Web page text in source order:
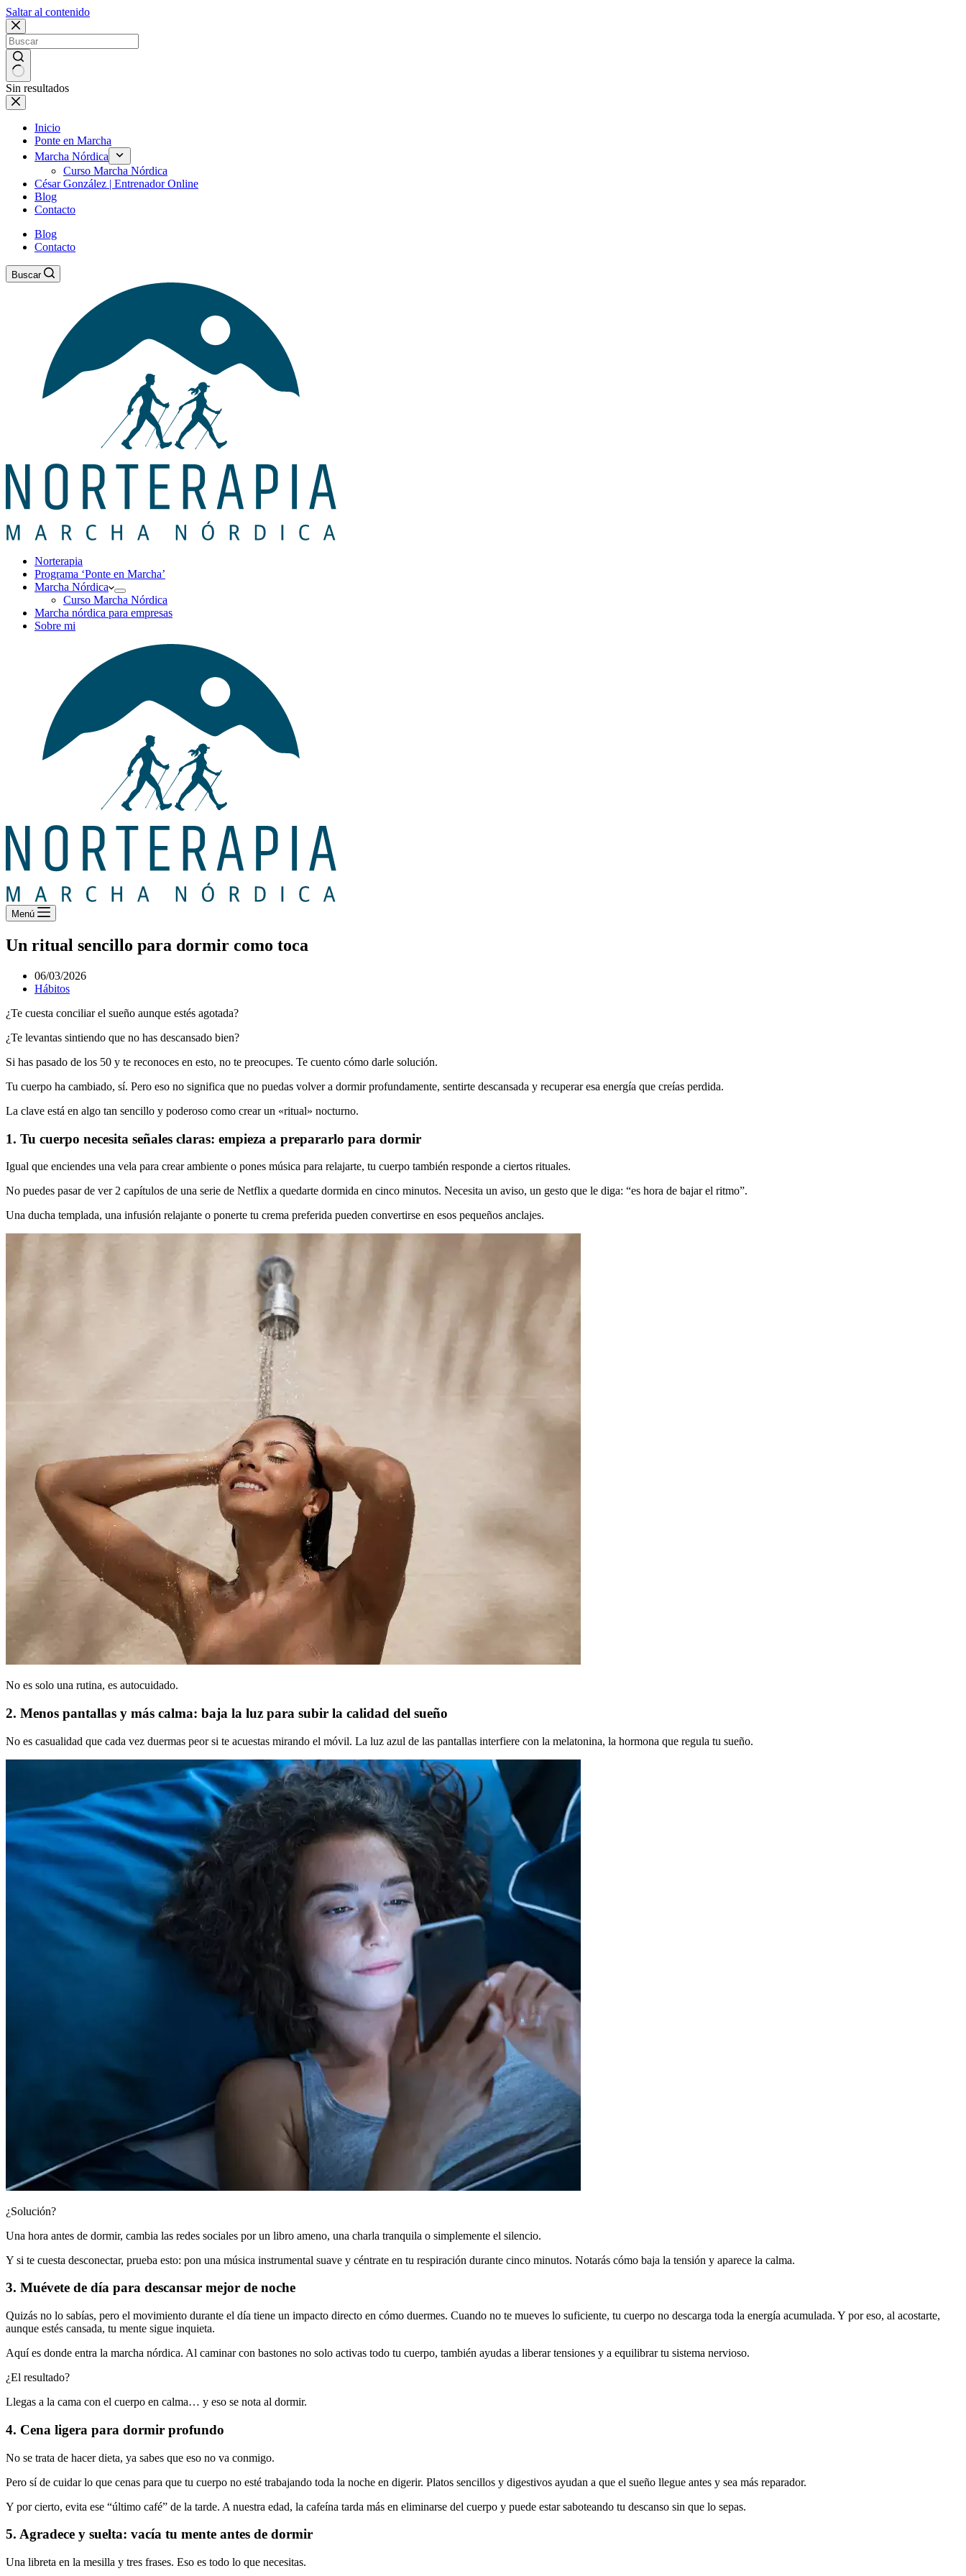
Saltar al contenido
Sin resultados
Inicio
Ponte en Marcha
Marcha Nórdica
Curso Marcha Nórdica
César González | Entrenador Online
Blog
Contacto
Blog
Contacto
Buscar
Norterapia
Programa ‘Ponte en Marcha’
Marcha Nórdica
Curso Marcha Nórdica
Marcha nórdica para empresas
Sobre mi
Menú
Un ritual sencillo para dormir como toca
06/03/2026
Hábitos
¿Te cuesta conciliar el sueño aunque estés agotada?
¿Te levantas sintiendo que no has descansado bien?
Si has pasado de los 50 y te reconoces en esto, no te preocupes. Te cuento cómo darle solución.
Tu cuerpo ha cambiado, sí. Pero eso no significa que no puedas volver a dormir profundamente, sentirte descansada y recuperar esa energía que creías perdida.
La clave está en algo tan sencillo y poderoso como crear un «ritual» nocturno.
1. Tu cuerpo necesita señales claras: empieza a prepararlo para dormir
Igual que enciendes una vela para crear ambiente o pones música para relajarte, tu cuerpo también responde a ciertos rituales.
No puedes pasar de ver 2 capítulos de una serie de Netflix a quedarte dormida en cinco minutos. Necesita un aviso, un gesto que le diga: “es hora de bajar el ritmo”.
Una ducha templada, una infusión relajante o ponerte tu crema preferida pueden convertirse en esos pequeños anclajes.
No es solo una rutina, es autocuidado.
2. Menos pantallas y más calma: baja la luz para subir la calidad del sueño
No es casualidad que cada vez duermas peor si te acuestas mirando el móvil. La luz azul de las pantallas interfiere con la melatonina, la hormona que regula tu sueño.
¿Solución?
Una hora antes de dormir, cambia las redes sociales por un libro ameno, una charla tranquila o simplemente el silencio.
Y si te cuesta desconectar, prueba esto: pon una música instrumental suave y céntrate en tu respiración durante cinco minutos. Notarás cómo baja la tensión y aparece la calma.
3. Muévete de día para descansar mejor de noche
Quizás no lo sabías, pero el movimiento durante el día tiene un impacto directo en cómo duermes. Cuando no te mueves lo suficiente, tu cuerpo no descarga toda la energía acumulada. Y por eso, al acostarte,
aunque estés cansada, tu mente sigue inquieta.
Aquí es donde entra la marcha nórdica. Al caminar con bastones no solo activas todo tu cuerpo, también ayudas a liberar tensiones y a equilibrar tu sistema nervioso.
¿El resultado?
Llegas a la cama con el cuerpo en calma… y eso se nota al dormir.
4. Cena ligera para dormir profundo
No se trata de hacer dieta, ya sabes que eso no va conmigo.
Pero sí de cuidar lo que cenas para que tu cuerpo no esté trabajando toda la noche en digerir. Platos sencillos y digestivos ayudan a que el sueño llegue antes y sea más reparador.
Y por cierto, evita ese “último café” de la tarde. A nuestra edad, la cafeína tarda más en eliminarse del cuerpo y puede estar saboteando tu descanso sin que lo sepas.
5. Agradece y suelta: vacía tu mente antes de dormir
Una libreta en la mesilla y tres frases. Eso es todo lo que necesitas.